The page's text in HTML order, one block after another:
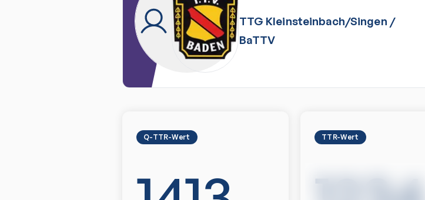
TTG Kleinsteinbach/Singen /
BaTTV
Q-TTR-Wert TTR-Wert